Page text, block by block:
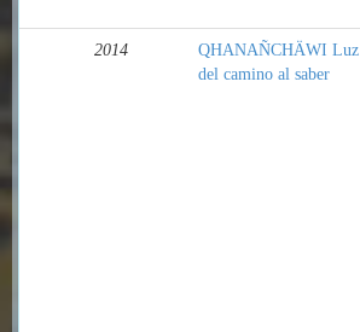
2014
QHANAÑCHÄWI Luz
del camino al saber